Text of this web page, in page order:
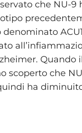
che NU-
scoperto che
ha